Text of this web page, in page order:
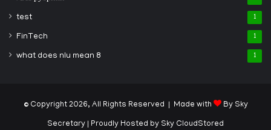
test 1
FinTech 1
what does nlu mean 8 1
© Copyright 2026, All Rights Reserved | Made with By Sky
Secretary | Proudly Hosted by Sky CloudStored